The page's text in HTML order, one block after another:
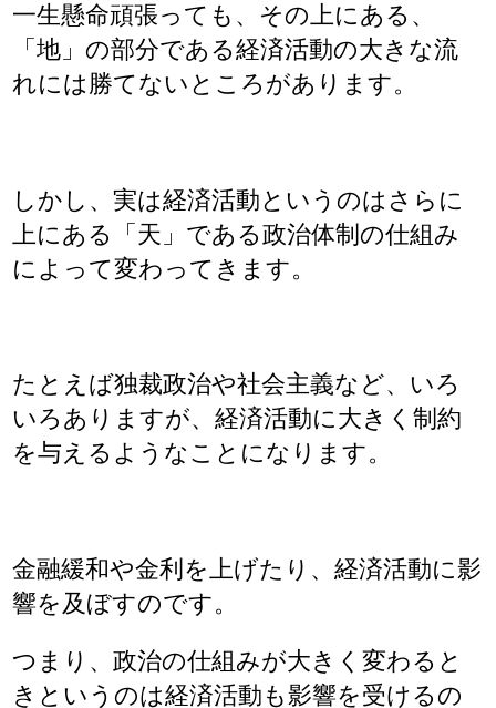
一生懸命頑張っても、その上にある、
「地」の部分である経済活動の大きな流
れには勝てないところがあります。
しかし、実は経済活動というのはさらに
上にある「天」である政治体制の仕組み
によって変わってきます。
たとえば独裁政治や社会主義など、いろ
いろありますが、経済活動に大きく制約
を与えるようなことになります。
金融緩和や金利を上げたり、経済活動に影
響を及ぼすのです。
つまり、政治の仕組みが大きく変わると
きというのは経済活動も影響を受けるの